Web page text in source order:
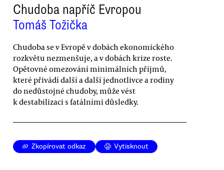
Chudoba napříč Evropou
Tomáš Tožička
Chudoba se v Evropě v dobách ekonomického
rozkvětu nezmenšuje, a v dobách krize roste.
Opětovné omezování minimálních příjmů,
které přivádí další a další jednotlivce a rodiny
do nedůstojné chudoby, může vést
k destabilizaci s fatálními důsledky.
Zkopírovat odkaz Vytisknout